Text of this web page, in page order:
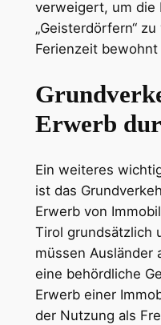
verweigert, um die
„Geisterdörfern“
Ferienzeit bewohnt
Erwerb
Ein weiteres
ist das
Erwerb von
Tirol grundsätzlich
müssen Ausländer
eine behördliche
Erwerb einer
der Nutzung als